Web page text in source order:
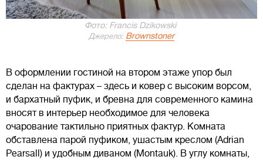
Фото: Francis Dzikowski
Джерело: Brownstoner
В оформлении гостиной на втором этаже упор был
сделан на фактурах – здесь и ковер с высоким ворсом,
и бархатный пуфик, и бревна для современного камина
вносят в интерьер необходимое для человека
очарование тактильно приятных фактур. Комната
обставлена парой пуфиком, ушастым креслом (Adrian
Pearsall) и удобным диваном (Montauk). В углу комнаты,